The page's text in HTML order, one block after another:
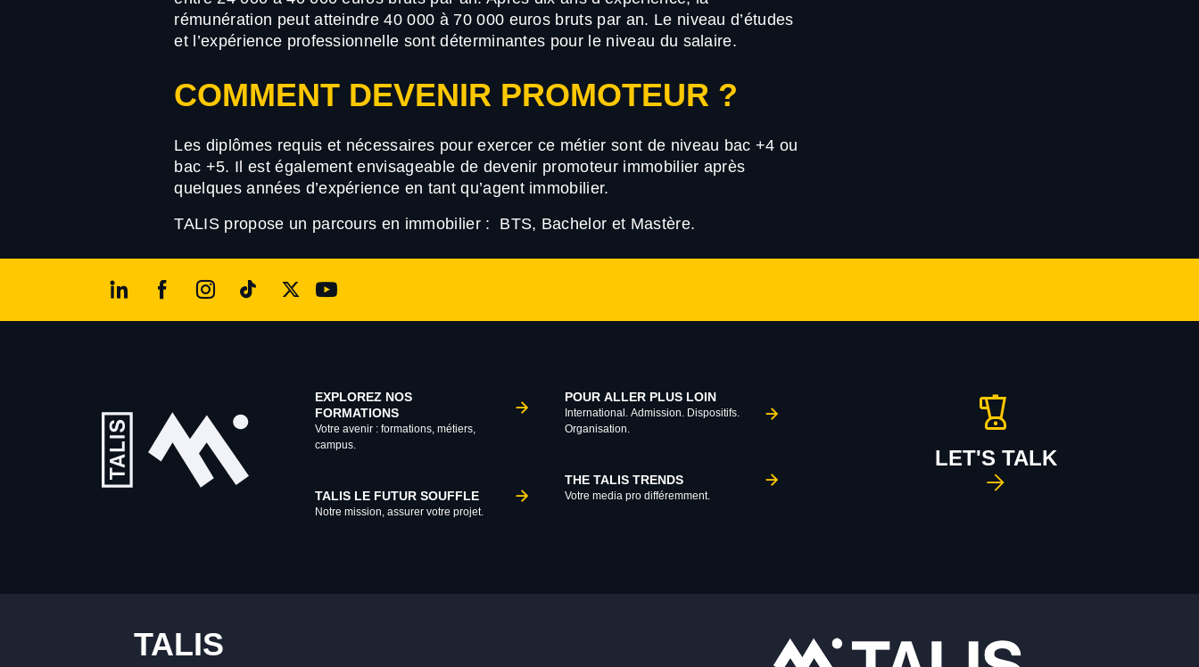
rémunération peut atteindre 40 000 à 70 000 euros bruts par an. Le niveau d’études
et l’expérience professionnelle sont déterminantes pour le niveau du salaire.
COMMENT DEVENIR PROMOTEUR ?
Les diplômes requis et nécessaires pour exercer ce métier sont de niveau bac +4 ou
bac +5. Il est également envisageable de devenir promoteur immobilier après
quelques années d’expérience en tant qu’agent immobilier.
TALIS propose un parcours en immobilier : BTS, Bachelor et Mastère.
EXPLOREZ NOS
FORMATIONS
Votre avenir : formations, métiers,
campus.
TALIS LE FUTUR SOUFFLE
Notre mission, assurer votre projet.
POUR ALLER PLUS LOIN
International. Admission. Dispositifs.
Organisation.
THE TALIS TRENDS
Votre media pro différemment.
LET'S TALK
TALIS